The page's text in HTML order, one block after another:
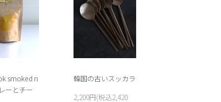
smoked n
ーとチー
韓国の古いスッカラ
2,200円(税込2,420